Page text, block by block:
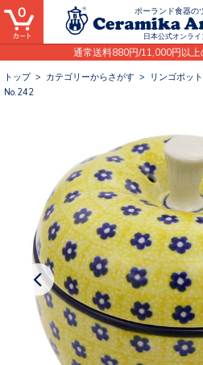
ポーランド食器の
日本公式オンラ
通常送料880円/11,000円以
0
トップ> カテゴリーからさがす > リンゴポット
No.242